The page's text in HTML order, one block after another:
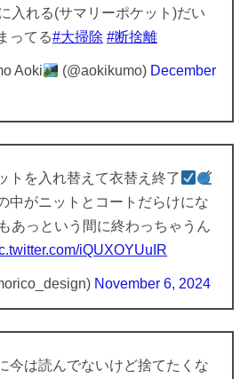
入れる(サマリーポケット)だい
ってる#大掃除 #断捨離
Aoki (@aokikumo) December
トを入れ替えて衣替え終了
中がニットとコートだらけにな
あっという間に終わっちゃうん
iQUXOYUuIR
November 6, 2024
今は読んでないけど捨てたくな